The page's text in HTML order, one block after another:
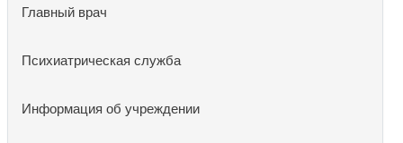
Главный врач
Психиатрическая служба
Информация об учреждении